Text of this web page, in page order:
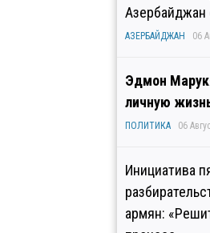
Азербайджан
АЗЕРБАЙДЖАН 06
Эдмон
личную
ПОЛИТИКА 06
Инициатива
армян: